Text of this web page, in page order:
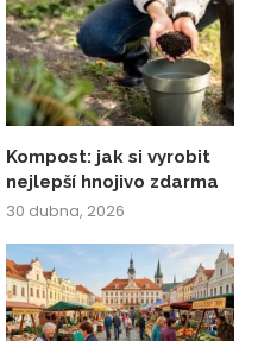
Kompost: jak si vyrobit
nejlepší hnojivo zdarma
30 dubna, 2026